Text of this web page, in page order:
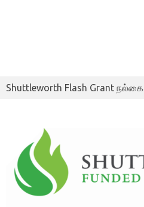
Shuttleworth Flash Grant நல்கை